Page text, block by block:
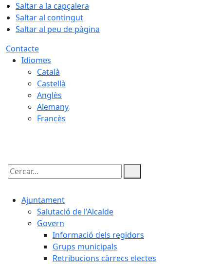
Saltar a la capçalera
Saltar al contingut
Saltar al peu de pàgina
Contacte
Idiomes
Català
Castellà
Anglès
Alemany
Francès
Cercar:
Ajuntament
Salutació de l'Alcalde
Govern
Informació dels regidors
Grups municipals
Retribucions càrrecs electes